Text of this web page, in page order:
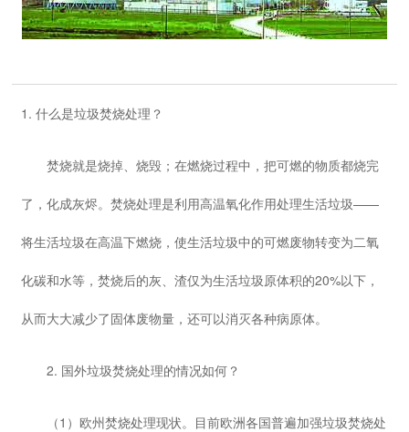
1. 什么是垃圾焚烧处理？
焚烧就是烧掉、烧毁；在燃烧过程中，把可燃的物质都烧完
了，化成灰烬。焚烧处理是利用高温氧化作用处理生活垃圾——
将生活垃圾在高温下燃烧，使生活垃圾中的可燃废物转变为二氧
化碳和水等，焚烧后的灰、渣仅为生活垃圾原体积的20%以下，
从而大大减少了固体废物量，还可以消灭各种病原体。
2. 国外垃圾焚烧处理的情况如何？
（1）欧州焚烧处理现状。目前欧洲各国普遍加强垃圾焚烧处